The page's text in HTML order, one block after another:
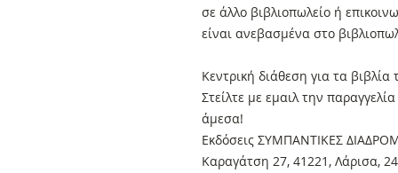
σε άλλο βιβλιοπωλείο ή
είναι ανεβασμένα στο
Κεντρική διάθεση για τα
Στείλτε με εμαιλ την
άμεσα!
Εκδόσεις ΣΥΜΠΑΝΤΙΚΕΣ
Καραγάτση 27, 41221, Λάρισα,